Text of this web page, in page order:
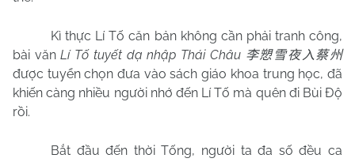
Kì thực Lí Tố căn bản không cần phải tranh công,
bài vănLí Tố tuyết dạ nhập Thái Châu 李愬雪夜入蔡州
được tuyển chọn đưa vào sách giáo khoa trung học, đã
khiến càng nhiều người nhớ đến Lí Tố mà quên đi Bùi Độ
rồi.
Bắt đầu đến thời Tống, người ta đa số đều ca